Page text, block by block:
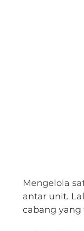
Mengelola
antar unit.
cabang yang